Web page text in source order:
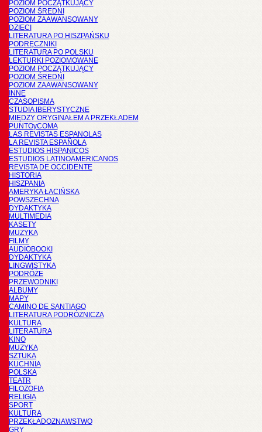
POZIOM POCZĄTKUJĄCY
POZIOM ŚREDNI
POZIOM ZAAWANSOWANY
DZIECI
LITERATURA PO HISZPAŃSKU
PODRĘCZNIKI
LITERATURA PO POLSKU
LEKTURKI POZIOMOWANE
POZIOM POCZĄTKUJĄCY
POZIOM ŚREDNI
POZIOM ZAAWANSOWANY
INNE
CZASOPISMA
STUDIA IBERYSTYCZNE
MIĘDZY ORYGINAŁEM A PRZEKŁADEM
PUNTOyCOMA
LAS REVISTAS ESPANOLAS
LA REVISTA ESPAÑOLA
ESTUDIOS HISPANICOS
ESTUDIOS LATINOAMERICANOS
REVISTA DE OCCIDENTE
HISTORIA
HISZPANIA
AMERYKA ŁACIŃSKA
POWSZECHNA
DYDAKTYKA
MULTIMEDIA
KASETY
MUZYKA
FILMY
AUDIOBOOKI
DYDAKTYKA
LINGWISTYKA
PODRÓŻE
PRZEWODNIKI
ALBUMY
MAPY
CAMINO DE SANTIAGO
LITERATURA PODRÓŻNICZA
KULTURA
LITERATURA
KINO
MUZYKA
SZTUKA
KUCHNIA
POLSKA
TEATR
FILOZOFIA
RELIGIA
SPORT
KULTURA
PRZEKŁADOZNAWSTWO
GRY